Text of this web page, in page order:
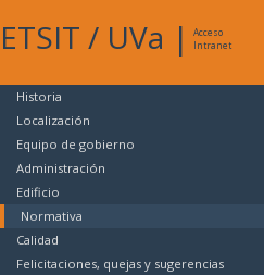
ETSIT / UVa |
Acceso
Intranet
Historia
Localización
Equipo de gobierno
Administración
Edificio
Normativa
Calidad
Felicitaciones, quejas y sugerencias